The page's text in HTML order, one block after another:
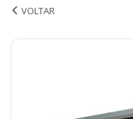
Estante de Aço 6 Prateleiras